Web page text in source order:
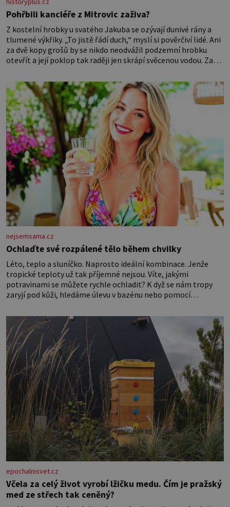
Pohřbili kancléře z Mitrovic zaživa?
Z kostelní hrobky u svatého Jakuba se ozývají dunivé rány a
tlumené výkřiky. „To jistě řádí duch,“ myslí si pověrčiví lidé. Ani
za dvě kopy grošů by se nikdo neodvážil podzemní hrobku
otevřít a její poklop tak raději jen skrápí svěcenou vodou. Za
později hrobku
nejsemsama.cz
Ochlaďte své rozpálené tělo během chvilky
Léto, teplo a sluníčko. Naprosto ideální kombinace. Jenže
tropické teploty už tak příjemné nejsou. Víte, jakými
potravinami se můžete rychle ochladit? K dyž se nám tropy
zaryjí pod kůži, hledáme úlevu v bazénu nebo pomocí
Nemusíte však zoufat. Pokud budete mít promyšlený
jídelníček, žadné pařáky si na vás
epochalnisvet.cz
Včela za celý život vyrobí lžičku medu. Čím je pražský
med ze střech tak ceněný?